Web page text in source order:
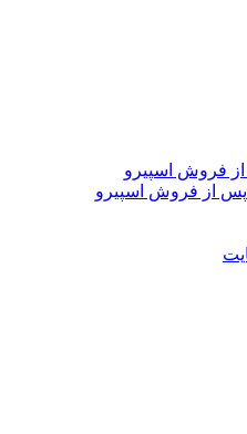
از فروش اسپیرو
پس از فروش اسپیرو